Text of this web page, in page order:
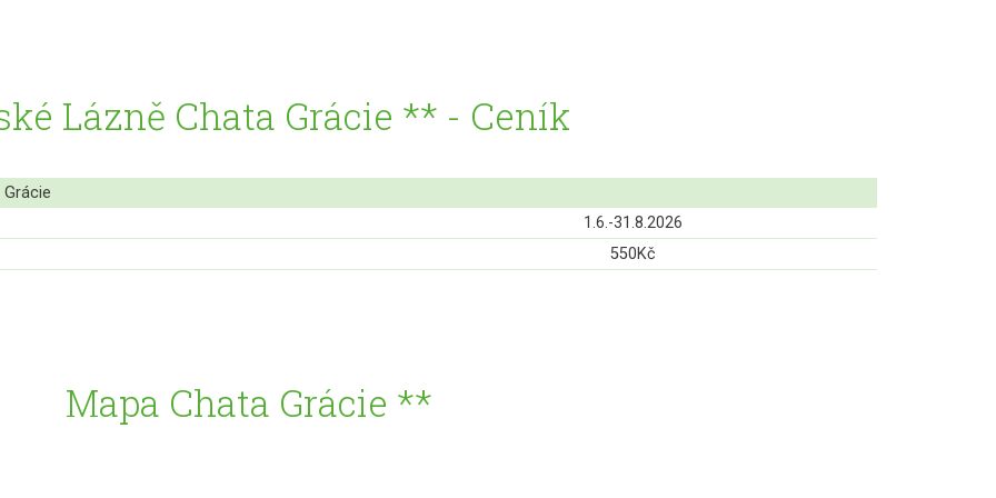
Lázně Chata Grácie ** - Ceník
Grácie
1.6.-31.8.2026
550Kč
Mapa Chata Grácie **